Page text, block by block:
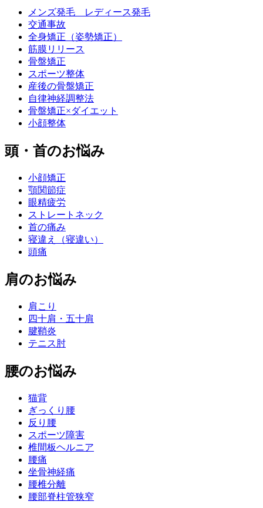
メンズ発毛 レディース発毛
交通事故
全身矯正（姿勢矯正）
筋膜リリース
骨盤矯正
スポーツ整体
産後の骨盤矯正
自律神経調整法
骨盤矯正×ダイエット
小顔整体
頭・首のお悩み
小顔矯正
顎関節症
眼精疲労
ストレートネック
首の痛み
寝違え（寝違い）
頭痛
肩のお悩み
肩こり
四十肩・五十肩
腱鞘炎
テニス肘
腰のお悩み
猫背
ぎっくり腰
反り腰
スポーツ障害
椎間板ヘルニア
腰痛
坐骨神経痛
腰椎分離
腰部脊柱管狭窄